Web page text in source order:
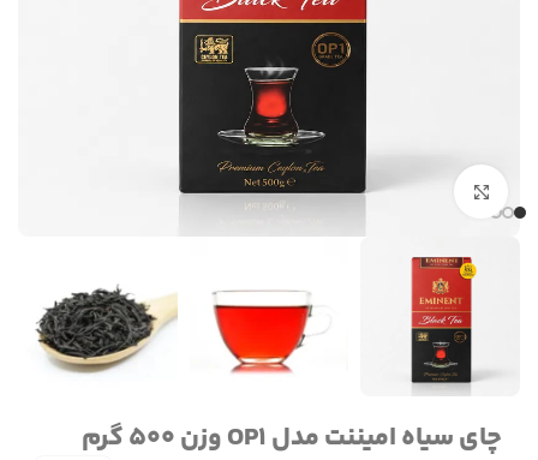
برای بزرگنمایی کلیک کنید
چای سیاه امیننت مدل OP1 وزن 500 گرم